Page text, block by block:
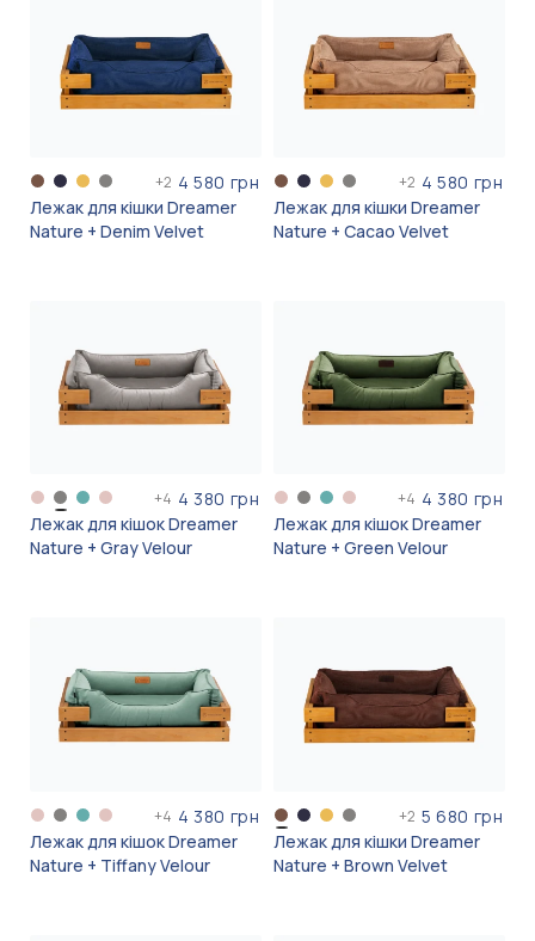
+2 4 580 грн
Лежак для кішки Dreamer
Nature + Denim Velvet
+2 4 580 грн
Лежак для кішки Dreamer
Nature + Cacao Velvet
+4 4 380 грн
Лежак для кішок Dreamer
Nature + Gray Velour
+4 4 380 грн
Лежак для кішок Dreamer
Nature + Green Velour
+4 4 380 грн
Лежак для кішок Dreamer
Nature + Tiffany Velour
+2 5 680 грн
Лежак для кішки Dreamer
Nature + Brown Velvet